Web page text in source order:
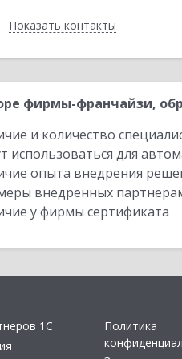
Показать контакты
Назад
фирмы-франчайзи,
и количество
использоваться для
опыта внедрения
внедренных
у фирмы сертификата
1С
Политика